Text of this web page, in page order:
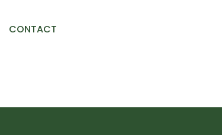
CONTACT